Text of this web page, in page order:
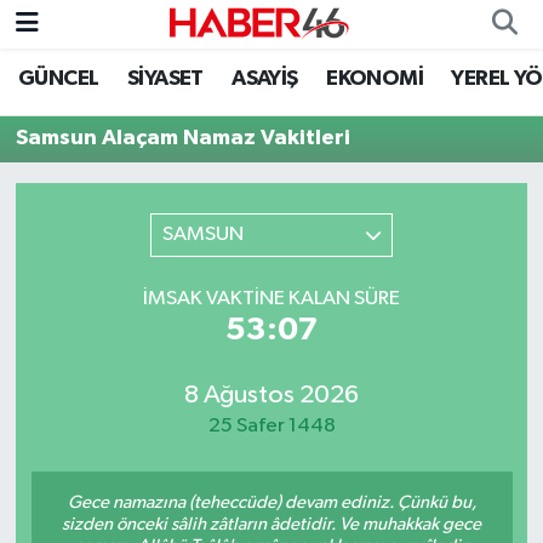
GÜNCEL SİYASET ASAYİŞ EKONOMİ YEREL
Samsun Alaçam Namaz Vakitleri
SAMSUN
İMSAK VAKTINE KALAN SÜRE
53:07
8 Ağustos 2026
25 Safer 1448
Gece namazına (teheccüde) devam ediniz. Çünkü bu,
sizden önceki sâlih zâtların âdetidir. Ve muhakkak gece
GÜNCEL
SİYASET
EKONOMİ
EĞİTİM
Nöbetçi Eczaneler
Hava Durumu
Kahramanmaraş Namaz Vakitleri
Süper Lig Puan Durumu ve Fikstür
Tüm Manşetler
Haber Arşivi